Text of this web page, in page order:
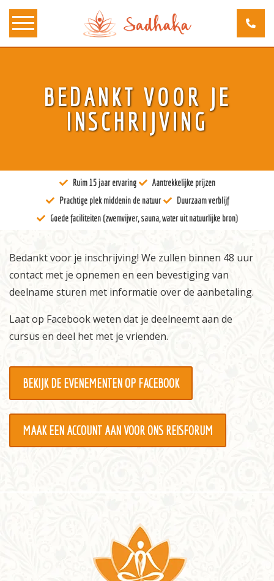
Docenten
Informatie
Prijzen
BEDANKT VOOR JE
INSCHRIJVING
Ruim 15 jaar ervaring
Aantrekkelijke prijzen
Prachtige plek middenin de natuur
Duurzaam verblijf
Goede faciliteiten (zwemvijver, sauna, water uit natuurlijke bron)
Bedankt voor je inschrijving! We zullen binnen 48 uur
contact met je opnemen en een bevestiging van
deelname sturen met informatie over de aanbetaling.
Laat op Facebook weten dat je deelneemt aan de
cursus en deel het met je vrienden.
BEKIJK DE EVENEMENTEN OP FACEBOOK
MAAK EEN ACCOUNT AAN VOOR ONS REISFORUM